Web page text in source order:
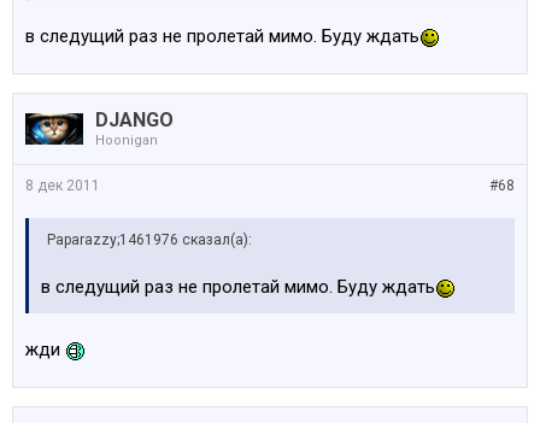
в следущий раз не пролетай мимо. Буду ждать
DJANGO
Hoonigan
#68
8 дек 2011
Paparazzy;1461976 сказал(а):
в следущий раз не пролетай мимо. Буду ждать
жди